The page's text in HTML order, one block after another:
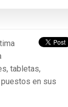
tabletas,
en sus